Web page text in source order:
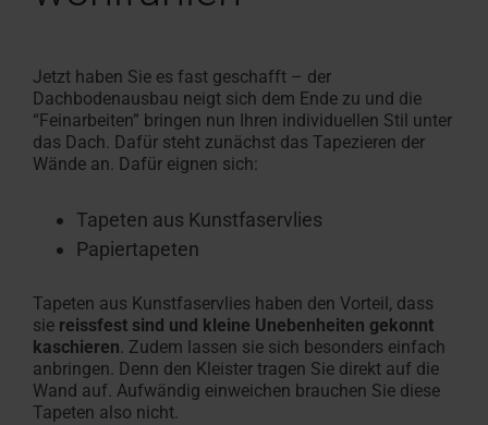
Jetzt haben Sie es fast geschafft – der
Dachbodenausbau neigt sich dem Ende zu und die
“Feinarbeiten” bringen nun Ihren individuellen Stil unter
das Dach. Dafür steht zunächst das Tapezieren der
Wände an. Dafür eignen sich:
Tapeten aus Kunstfaservlies
Papiertapeten
Tapeten aus Kunstfaservlies haben den Vorteil, dass
sie reissfest sind und kleine Unebenheiten gekonnt
kaschieren. Zudem lassen sie sich besonders einfach
anbringen. Denn den Kleister tragen Sie direkt auf die
Wand auf. Aufwändig einweichen brauchen Sie diese
Tapeten also nicht.